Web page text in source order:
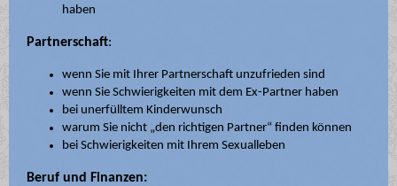
haben
Partnerschaft:
wenn Sie mit Ihrer Partnerschaft unzufrieden sind
wenn Sie Schwierigkeiten mit dem Ex-Partner haben
bei unerfülltem Kinderwunsch
warum Sie nicht „den richtigen Partner“ finden können
bei Schwierigkeiten mit Ihrem Sexualleben
Beruf und Finanzen: